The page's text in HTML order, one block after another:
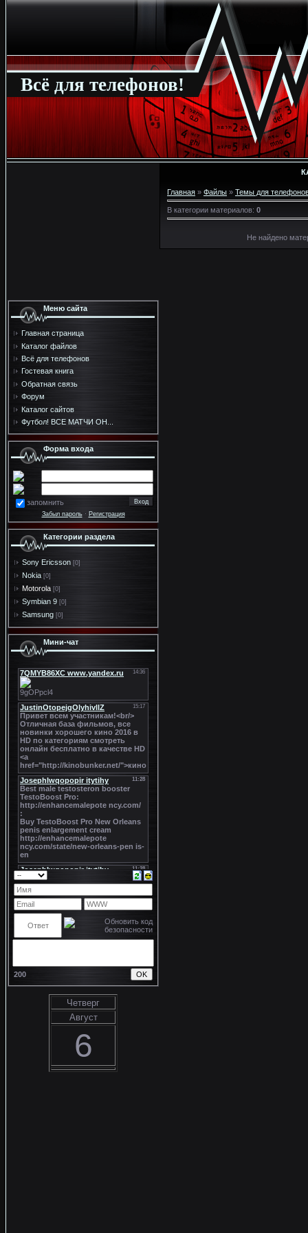
Всё для телефонов!
Меню сайта
Главная страница
Каталог файлов
Всё для телефонов
Гостевая книга
Обратная связь
Форум
Каталог сайтов
Футбол! ВСЕ МАТЧИ ОН...
Форма входа
запомнить
Забыл пароль· Регистрация
Категории раздела
Sony Ericsson [0]
Nokia [0]
Motorola [0]
Symbian 9 [0]
Samsung [0]
Мини-чат
200
Четверг
Август
6
Главная » Файлы » Темы для
В категории материалов: 0
Не найдено